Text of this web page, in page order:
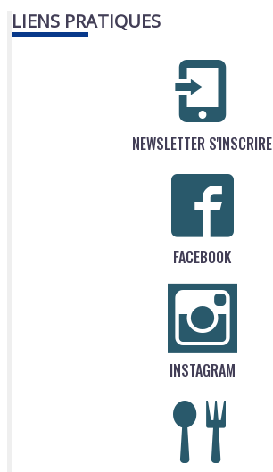
LIENS PRATIQUES
NEWSLETTER S'INSCRIRE
FACEBOOK
INSTAGRAM